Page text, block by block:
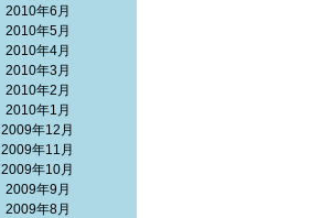
2010年6月
2010年5月
2010年4月
2010年3月
2010年2月
2010年1月
2009年12月
2009年11月
2009年10月
2009年9月
2009年8月